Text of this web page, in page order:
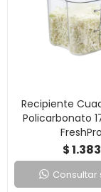
Recipiente
Policarbonato
FreshPro
$1.383
Consultar